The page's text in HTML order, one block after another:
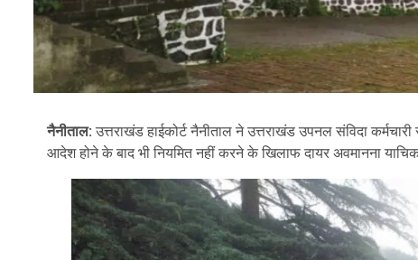
नैनीताल: उत्तराखंड हाईकोर्ट नैनीताल ने उत्तराखंड उपनल संविदा
आदेश होने के बाद भी नियमित नहीं करने के खिलाफ दायर अवमानना